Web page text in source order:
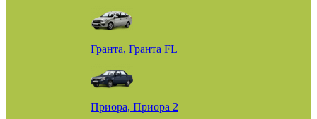
Гранта, Гранта FL
Приора, Приора 2